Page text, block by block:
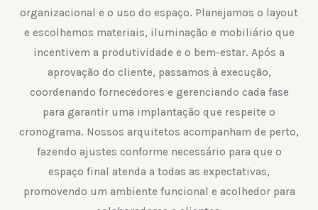
organizacional e o uso do espaço. Planejamos o layout
e escolhemos materiais, iluminação e mobiliário que
incentivem a produtividade e o bem-estar. Após a
aprovação do cliente, passamos à execução,
coordenando fornecedores e gerenciando cada fase
para garantir uma implantação que respeite o
cronograma. Nossos arquitetos acompanham de perto,
fazendo ajustes conforme necessário para que o
espaço final atenda a todas as expectativas,
promovendo um ambiente funcional e acolhedor para